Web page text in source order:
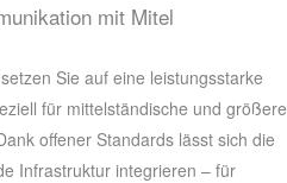
mit Mitel
Sie auf eine leistungsstarke
für mittelständische und größere
offener Standards lässt sich die
Infrastruktur integrieren – für